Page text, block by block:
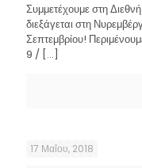
Συμμετέχουμε στη
διεξάγεται στη
Σεπτεμβρίου!
9 / […]
17 Μαΐου, 2018